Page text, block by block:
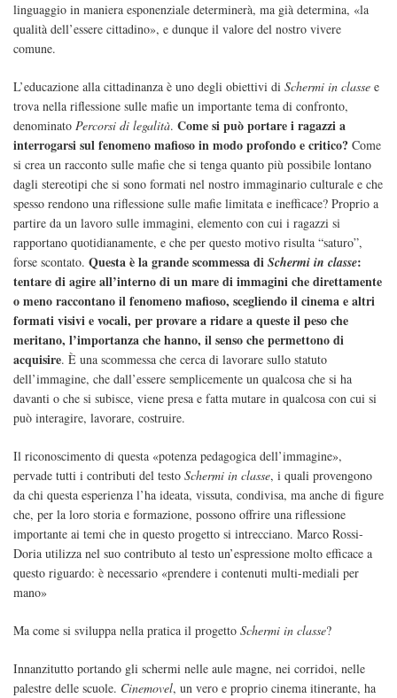
linguaggio in maniera esponenziale determinerà, ma già determina, «la
qualità dell’essere cittadino», e dunque il valore del nostro vivere
comune.
L’educazione alla cittadinanza è uno degli obiettivi di Schermi in classe e
trova nella riflessione sulle mafie un importante tema di confronto,
denominato Percorsi di legalità. Come si può portare i ragazzi a
interrogarsi sul fenomeno mafioso in modo profondo e critico? Come
si crea un racconto sulle mafie che si tenga quanto più possibile lontano
dagli stereotipi che si sono formati nel nostro immaginario culturale e che
spesso rendono una riflessione sulle mafie limitata e inefficace? Proprio a
partire da un lavoro sulle immagini, elemento con cui i ragazzi si
rapportano quotidianamente, e che per questo motivo risulta “saturo”,
forse scontato. Questa è la grande scommessa di Schermi in classe:
tentare di agire all’interno di un mare di immagini che direttamente
o meno raccontano il fenomeno mafioso, scegliendo il cinema e altri
formati visivi e vocali, per provare a ridare a queste il peso che
meritano, l’importanza che hanno, il senso che permettono di
acquisire. È una scommessa che cerca di lavorare sullo statuto
dell’immagine, che dall’essere semplicemente un qualcosa che si ha
davanti o che si subisce, viene presa e fatta mutare in qualcosa con cui si
può interagire, lavorare, costruire.
Il riconoscimento di questa «potenza pedagogica dell’immagine»,
pervade tutti i contributi del testo Schermi in classe, i quali provengono
da chi questa esperienza l’ha ideata, vissuta, condivisa, ma anche di figure
che, per la loro storia e formazione, possono offrire una riflessione
importante ai temi che in questo progetto si intrecciano. Marco Rossi-
Doria utilizza nel suo contributo al testo un’espressione molto efficace a
questo riguardo: è necessario «prendere i contenuti multi-mediali per
mano»
Ma come si sviluppa nella pratica il progetto Schermi in classe?
Innanzitutto portando gli schermi nelle aule magne, nei corridoi, nelle
palestre delle scuole. Cinemovel, un vero e proprio cinema itinerante, ha